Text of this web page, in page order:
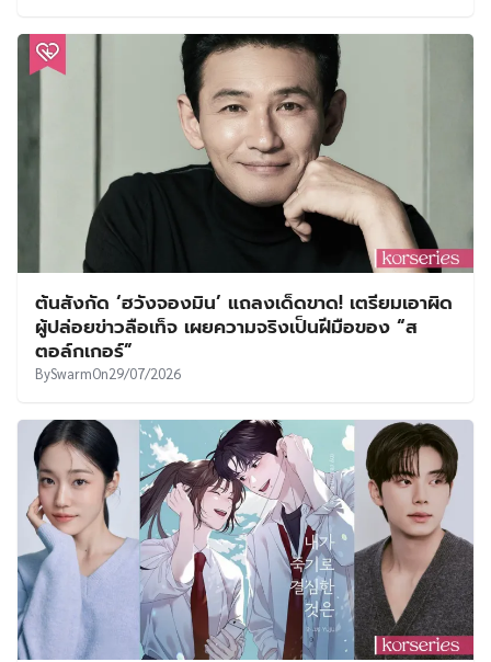
ต้นสังกัด ‘ฮวังจองมิน’ แถลงเด็ดขาด! เตรียมเอาผิด
ผู้ปล่อยข่าวลือเท็จ เผยความจริงเป็นฝีมือของ “ส
ตอล์กเกอร์”
BySwarmOn29/07/2026